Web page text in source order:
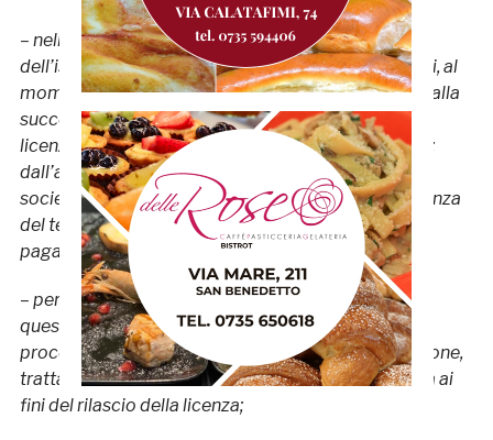
– nella specie non deve ritenersi leso l’affidamento
dell’istante, in quanto da un lato sono stati fatti salvi, al
momento dell’affiliazione, gli adempimenti relativi alla
successiva procedura per il conseguimento della
licenza e per l’ammissione al campionato di serie C;
dall’altro, nel corso della medesima procedura la
società è stata informata, anteriormente alla scadenza
del termine, della problematica sorta in ordine al
pagamento in questione;
– per lo stesso motivo non rileva in questa fase la
questione dell’omessa fruizione, nella precedente
procedura, della facoltà di presentare una fidejussione,
trattandosi di una modalità comunque non prevista ai
fini del rilascio della licenza;